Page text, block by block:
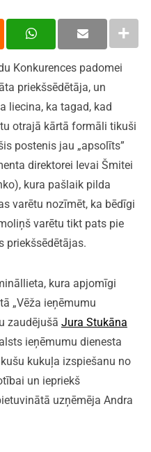
Konkurences padomei
priekšsēdētāja, un
liecina, ka tagad, kad
otrajā kārtā formāli tikuši
postenis jau „apsolīts”
direktorei Ievai Šmitei
kura pašlaik pilda
varētu nozīmēt, ka bēdīgi
varētu tikt pats pie
priekšsēdētājas.
kura apjomīgi
„Vēža ieņēmumu
zaudējušā Jura Stukāna
ieņēmumu dienesta
kukuļa izspiešanu no
un iepriekš
uzņēmēja Andra